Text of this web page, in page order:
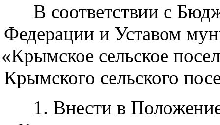
В соответствии с
Федерации и Уставом
«Крымское сельское
Крымского сельского
1. Внести в